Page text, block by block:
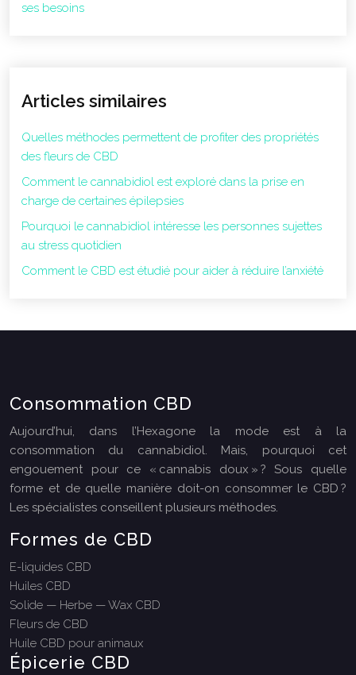
ses besoins
Articles similaires
Quelles méthodes permettent de profiter des propriétés
des fleurs de CBD
Comment le cannabidiol est exploré dans la prise en
charge de certaines épilepsies
Pourquoi le cannabidiol intéresse les personnes sujettes
au stress quotidien
Comment le CBD est étudié pour aider à réduire l’anxiété
Consommation CBD
Aujourd’hui, dans l’Hexagone la mode est à la
consommation du cannabidiol. Mais, pourquoi cet
engouement pour ce « cannabis doux » ? Sous quelle
forme et de quelle manière doit-on consommer le CBD ?
Les spécialistes conseillent plusieurs méthodes.
Formes de CBD
E-liquides CBD
Huiles CBD
Solide — Herbe — Wax CBD
Fleurs de CBD
Huile CBD pour animaux
Épicerie CBD